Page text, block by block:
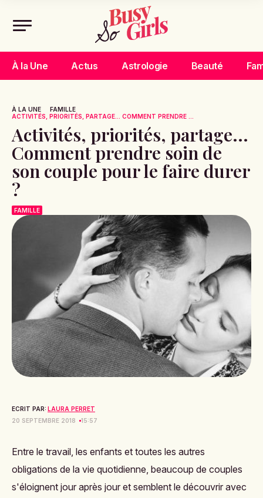
À la Une Actus Astrologie Beauté
À LA UNE
FAMILLE
ACTIVITÉS, PRIORITÉS, PARTAGE... COMMENT PRENDRE ...
Activités, priorités, partage...
Comment prendre soin de
son couple pour le faire durer
?
FAMILLE
ECRIT PAR: LAURA PERRET
20 SEPTEMBRE 2018
15:57
Entre le travail, les enfants et toutes les autres
obligations de la vie quotidienne, beaucoup de couples
s'éloignent jour après jour et semblent le découvrir avec